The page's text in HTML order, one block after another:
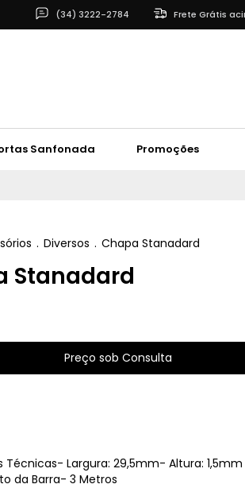
(34) 3222-2784 Frete Grátis
Sanfonada Promoções
. Diversos . Chapa Stanadard
Stanadard
Largura: 29,5mm- Altura: 1,5mm
da Barra- 3 Metros